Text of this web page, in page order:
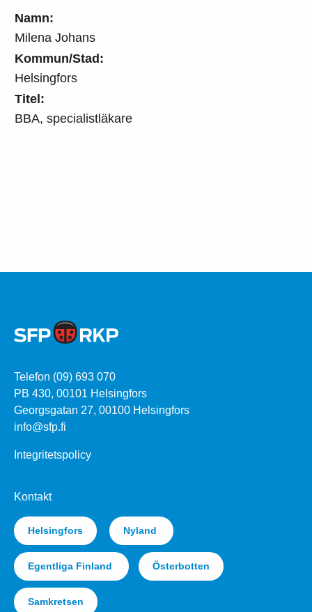
Namn:
Milena Johans
Kommun/Stad:
Helsingfors
Titel:
BBA, specialistläkare
Telefon (09) 693 070
PB 430, 00101 Helsingfors
Georgsgatan 27, 00100 Helsingfors
info@sfp.fi
Integritetspolicy
Kontakt
Helsingfors Nyland
Egentliga Finland Österbotten
Samkretsen